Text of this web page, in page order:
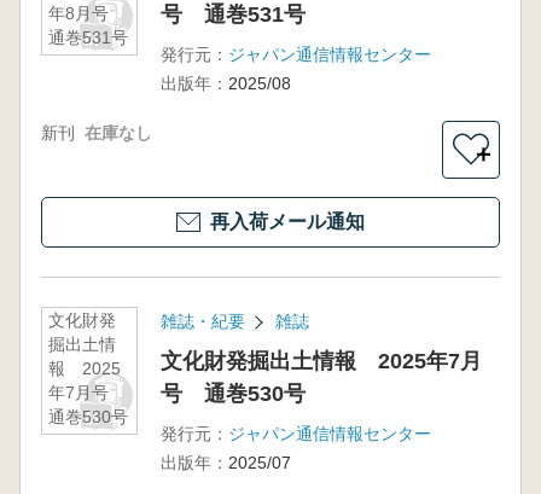
年8月号
通巻531号
号 通巻531号
発行元： ジャパン通信情報センター
出版年： 2025/08
新刊 在庫なし
＋
再入荷メール通知
文化財発
掘出土情
報 2025
年7月号
通巻530号
雑誌・紀要 雑誌
文化財発掘出土情報 2025年7月
号 通巻530号
発行元： ジャパン通信情報センター
出版年： 2025/07